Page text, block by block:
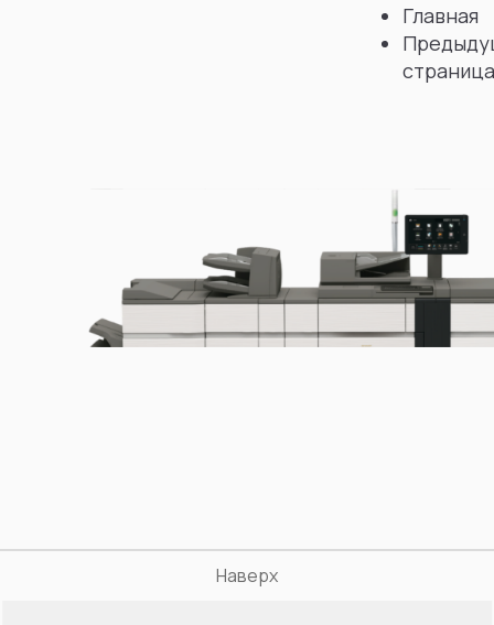
Главная
страница
Наверх